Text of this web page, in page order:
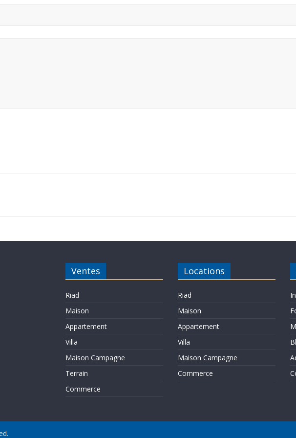
Ventes
Riad
Maison
Appartement
Villa
Maison Campagne
Terrain
Commerce
Locations
Riad
Maison
Appartement
Villa
Maison Campagne
Commerce